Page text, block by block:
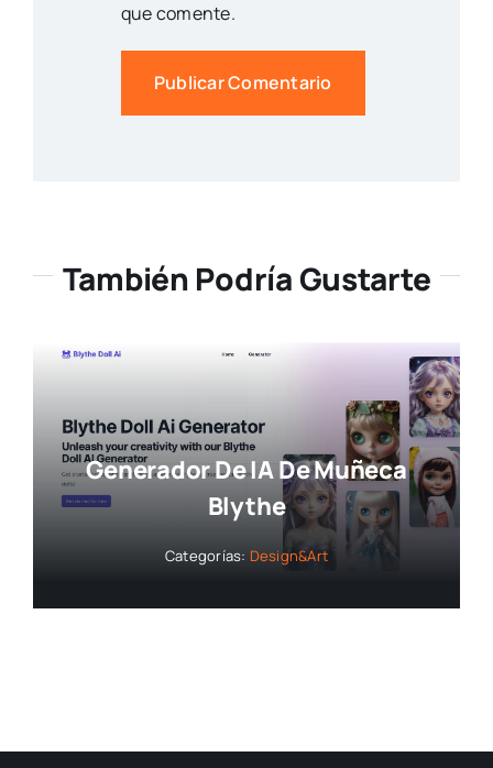
que comente.
También Podría Gustarte
Generador De IA De Muñeca
Blythe
Categorías: Design&Art